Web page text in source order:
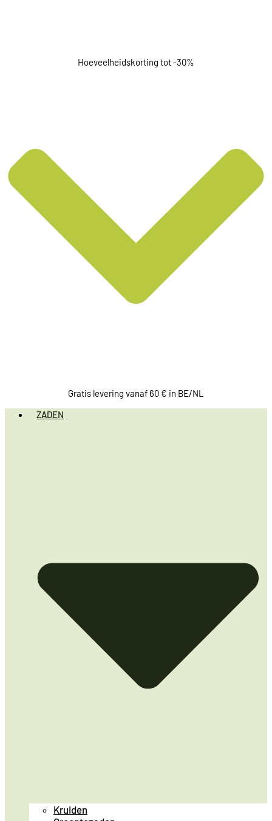
Hoeveelheidskorting tot -30%
Gratis levering vanaf 60 € in BE/NL
ZADEN
Kruiden